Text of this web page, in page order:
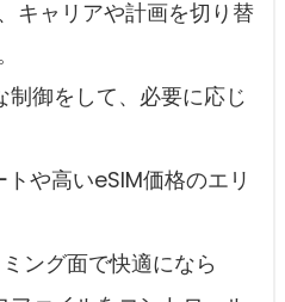
キャリアや計画を切り替
制御をして、必要に応じ
トや高いeSIM価格のエリ
ング面で快適になら